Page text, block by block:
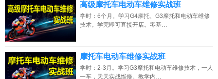
高级摩托车电动车维修实战班
学时：6个月。学习G4摩托、G3摩托和电动车维修
技术。学完即可直接开店。零基…
摩托车电动车维修实战班
学时：2-3月。学习G3摩托和电动车维修技术，一人
一车，天天实战维修。教学内…